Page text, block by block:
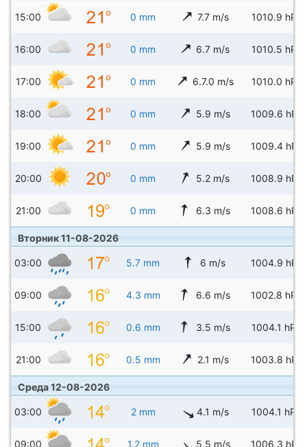
15:00 0 mm 7.7 m/s 1010.9 hPa
16:00 0 mm 6.7 m/s 1010.5 hPa
17:00 0 mm 6.7.0 m/s 1010.0 hPa
18:00 0 mm 5.9 m/s 1009.6 hPa
19:00 0 mm 5.9 m/s 1009.4 hPa
20:00 0 mm 5.2 m/s 1008.9 hPa
21:00 0 mm 6.3 m/s 1008.6 hPa
Вторник 11-08-2026
03:00 5.7 mm 6 m/s 1004.9 hPa
09:00 4.3 mm 6.6 m/s 1002.8 hPa
15:00 0.6 mm 3.5 m/s 1004.1 hPa
21:00 0.5 mm 2.1 m/s 1003.8 hPa
Среда 12-08-2026
03:00 2 mm 4.1 m/s 1004.1 hPa
09:00 1.2 mm 5.5 m/s 1006.3 hPa